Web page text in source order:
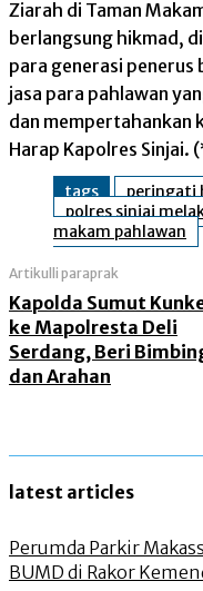
Ziarah di Taman
berlangsung hikmad,
para generasi penerus
jasa para pahlawan
dan mempertahankan
Harap Kapolres Sinjai.
tags
peringati
polres sinjai
makam pahlawan
Artikulli paraprak
Kapolda Sumut
ke Mapolresta Deli
Serdang, Beri
dan Arahan
latest articles
Perumda Parkir
BUMD di Rakor